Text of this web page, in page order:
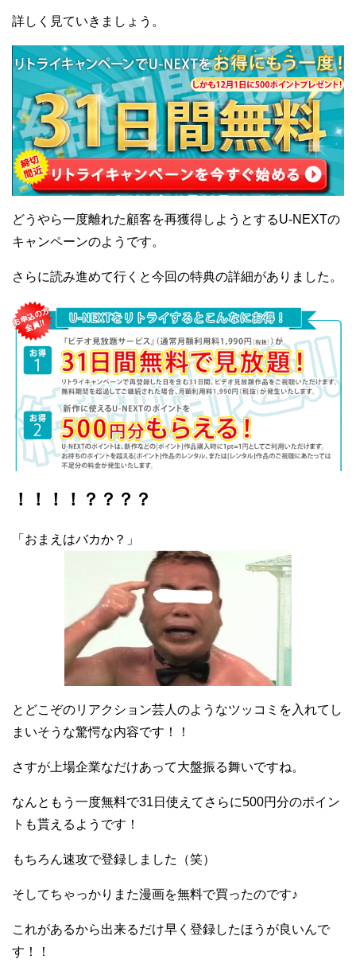
詳しく見ていきましょう。
どうやら一度離れた顧客を再獲得しようとするU-NEXTの
キャンペーンのようです。
さらに読み進めて行くと今回の特典の詳細がありました。
！！！！？？？？
「おまえはバカか？」
とどこぞのリアクション芸人のようなツッコミを入れてし
まいそうな驚愕な内容です！！
さすが上場企業なだけあって大盤振る舞いですね。
なんともう一度無料で31日使えてさらに500円分のポイン
トも貰えるようです！
もちろん速攻で登録しました（笑）
そしてちゃっかりまた漫画を無料で買ったのです♪
これがあるから出来るだけ早く登録したほうが良いんで
す！！